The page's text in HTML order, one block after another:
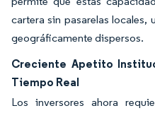
cartera sin pasarelas
geográficamente dispersos.
Creciente Apetito
Tiempo Real
Los inversores ahora